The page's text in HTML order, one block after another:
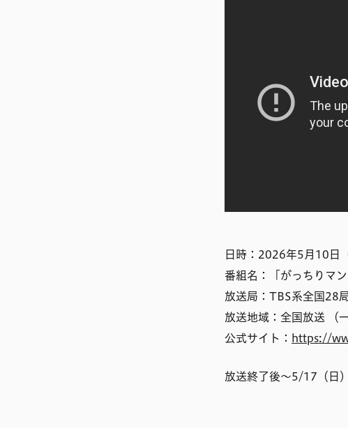
日時：2026年5月10日
番組名：「がっちりマ
放送局：TBS系全国28
放送地域：全国放送 （
公式サイト：
https://
放送終了後〜5/17（日